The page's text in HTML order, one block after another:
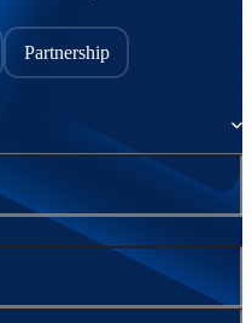
Partnership